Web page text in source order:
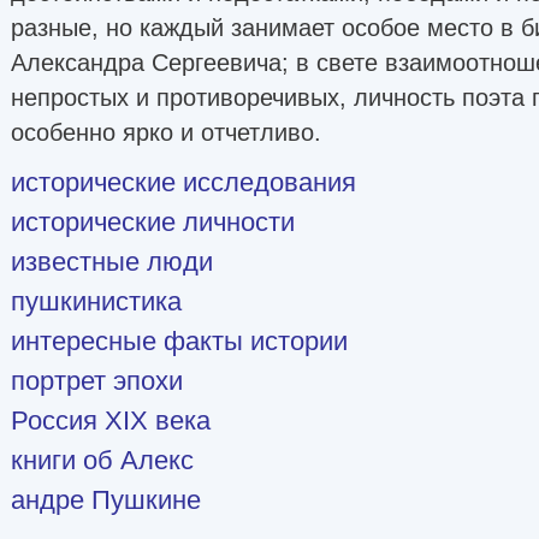
разные, но каждый занимает особое место в
Александра Сергеевича; в свете
непростых и противоречивых, личность поэта
особенно ярко и отчетливо.
исторические исследования
исторические личности
известные люди
пушкинистика
интересные факты истории
портрет эпохи
Россия XIX века
книги об Алекс
андре Пушкине